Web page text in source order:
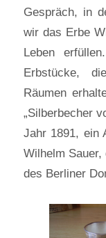
Gespräch, in
wir das Erbe
Leben
Erbstücke,
Räumen
„Silberbecher
Jahr 1891, ein
Wilhelm
des Berliner